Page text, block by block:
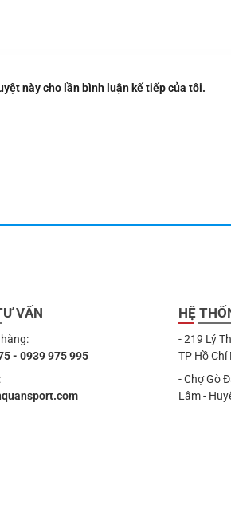
này cho lần bình luận kế tiếp của tôi.
VẤN
- 0939 975 995
HỆ
- 219 Lý
TP Hồ Chí
- Chợ Gò
Lâm -